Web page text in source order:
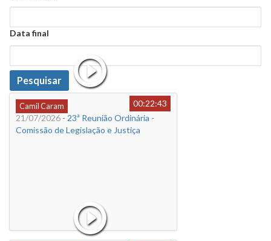
Data
Data final
Data
Pesquisar
Camil Caram
00:22:43
21/07/2026 - 23ª Reunião Ordinária -
Comissão de Legislação e Justiça